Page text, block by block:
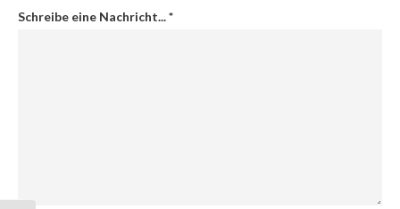
Schreibe eine Nachricht...*